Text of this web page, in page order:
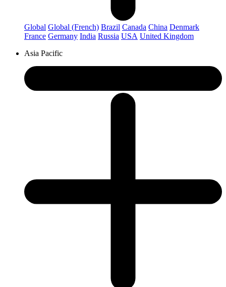
Global Global (French) Brazil Canada China Denmark
France Germany India Russia USA United Kingdom
Asia Pacific